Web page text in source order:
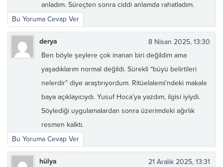
anladım. Süreçten sonra ciddi anlamda rahatladım.
Bu Yoruma Cevap Ver
derya
8 Nisan 2025, 13:30
Ben böyle şeylere çok inanan biri değildim ama
yaşadıklarım normal değildi. Sürekli “büyü belirtileri
nelerdir” diye araştırıyordum. Ritüelalemi’ndeki makale
baya açıklayıcıydı. Yusuf Hoca’ya yazdım, ilgisi iyiydi.
Söylediği uygulamalardan sonra üzerimdeki ağırlık
resmen kalktı.
Bu Yoruma Cevap Ver
hülya
21 Aralık 2025, 13:31